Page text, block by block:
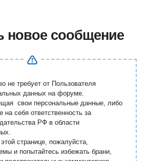
новое сообщение
не требует от Пользователя
данных на форуме.
свои персональные данные, либо
на себя ответственность за
РФ в области
странице, пожалуйста,
и попытайтесь избежать брани,